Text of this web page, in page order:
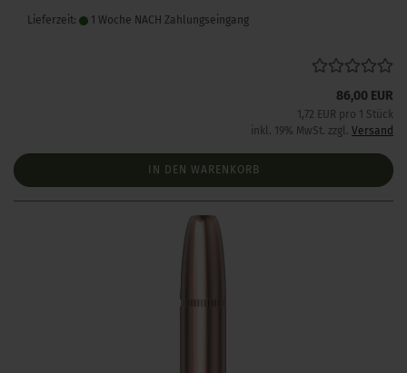
Lieferzeit: 1 Woche NACH Zahlungseingang
86,00 EUR
1,72 EUR pro 1 Stück
inkl. 19% MwSt. zzgl. Versand
IN DEN WARENKORB